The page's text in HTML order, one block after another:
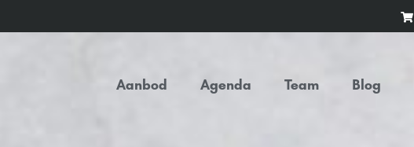
Aanbod Agenda Team Blog